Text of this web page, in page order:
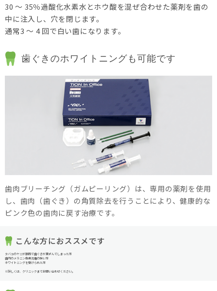
30 ～ 35％過酸化水素水とホウ酸を混ぜ合わせた薬剤を歯の
中に注入し、穴を閉じます。
通常3 ～ 4 回で白い歯になります。
歯ぐきのホワイトニングも可能です
歯肉ブリーチング（ガムピーリング）は、専用の薬剤を使用
し、歯肉（歯ぐき）の角質除去を行うことにより、健康的な
ピンク色の歯肉に戻す治療です。
こんな方におススメです
タバコのヤニが原因で歯ぐきが黒ずんでしまった方
歯肉のメラニン色素沈着の強い方
ホワイトニングを受けられた方
※詳しくは、クリニックまでお問い合わせください。